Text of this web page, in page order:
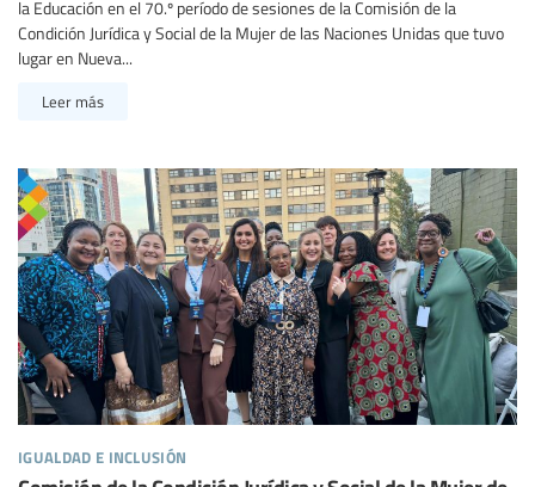
la Educación en el 70.º período de sesiones de la Comisión de la
Condición Jurídica y Social de la Mujer de las Naciones Unidas que tuvo
lugar en Nueva...
Leer más
igualdad e inclusión